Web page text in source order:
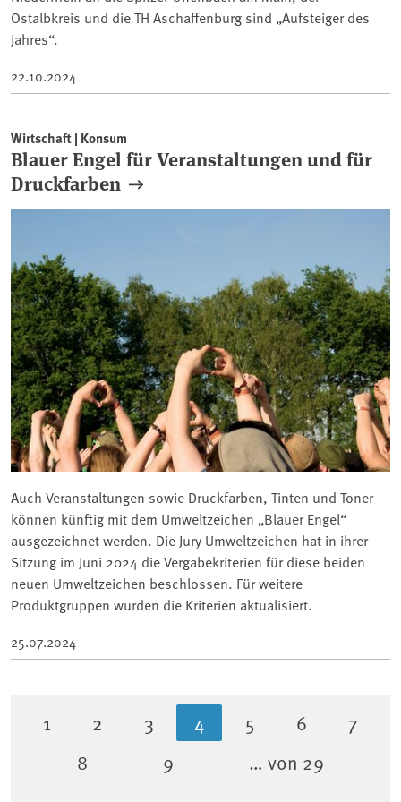
Ostalbkreis und die TH Aschaffenburg sind „Aufsteiger des
Jahres“.
22.10.2024
Wirtschaft | Konsum
Blauer Engel für Veranstaltungen und für
Druckfarben
Auch Veranstaltungen sowie Druckfarben, Tinten und Toner
können künftig mit dem Umweltzeichen „Blauer Engel“
ausgezeichnet werden. Die Jury Umweltzeichen hat in ihrer
Sitzung im Juni 2024 die Vergabekriterien für diese beiden
neuen Umweltzeichen beschlossen. Für weitere
Produktgruppen wurden die Kriterien aktualisiert.
25.07.2024
Seite
1 Seite
2 Seite
3 Aktuelle Seite
4 Seite
5 Seite
6 Seite
7
Seite
8 Seite
9 … von 29